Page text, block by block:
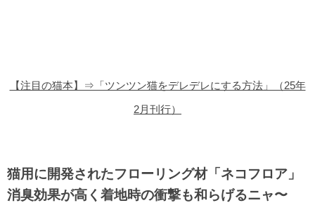
【注目の猫本】⇒「ツンツン猫をデレデレにする方法」（25年
2月刊行）
猫用に開発されたフローリング材「ネコフロア」
消臭効果が高く着地時の衝撃も和らげるニャ〜
猫のゲーム・アプリ
猫のフリー写真素材